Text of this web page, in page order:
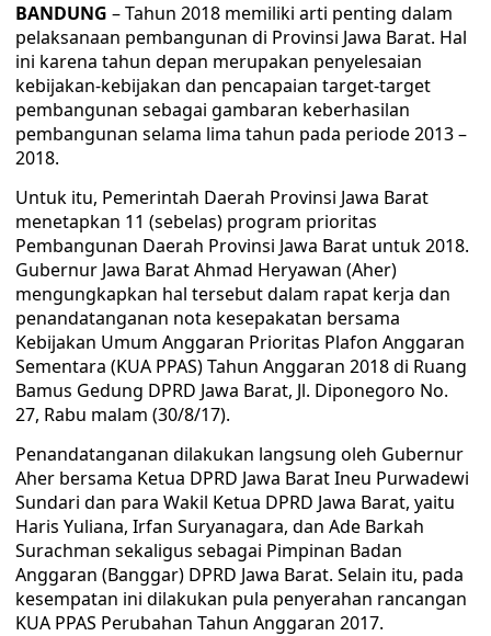
BANDUNG – Tahun 2018 memiliki arti penting dalam
pelaksanaan pembangunan di Provinsi Jawa Barat. Hal
ini karena tahun depan merupakan penyelesaian
kebijakan-kebijakan dan pencapaian target-target
pembangunan sebagai gambaran keberhasilan
pembangunan selama lima tahun pada periode 2013 –
2018.
Untuk itu, Pemerintah Daerah Provinsi Jawa Barat
menetapkan 11 (sebelas) program prioritas
Pembangunan Daerah Provinsi Jawa Barat untuk 2018.
Gubernur Jawa Barat Ahmad Heryawan (Aher)
mengungkapkan hal tersebut dalam rapat kerja dan
penandatanganan nota kesepakatan bersama
Kebijakan Umum Anggaran Prioritas Plafon Anggaran
Sementara (KUA PPAS) Tahun Anggaran 2018 di Ruang
Bamus Gedung DPRD Jawa Barat, Jl. Diponegoro No.
27, Rabu malam (30/8/17).
Penandatanganan dilakukan langsung oleh Gubernur
Aher bersama Ketua DPRD Jawa Barat Ineu Purwadewi
Sundari dan para Wakil Ketua DPRD Jawa Barat, yaitu
Haris Yuliana, Irfan Suryanagara, dan Ade Barkah
Surachman sekaligus sebagai Pimpinan Badan
Anggaran (Banggar) DPRD Jawa Barat. Selain itu, pada
kesempatan ini dilakukan pula penyerahan rancangan
KUA PPAS Perubahan Tahun Anggaran 2017.